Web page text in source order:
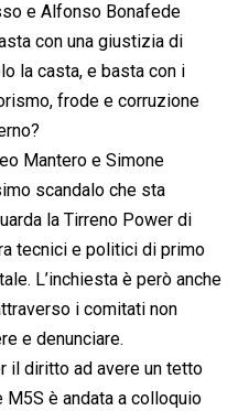
e Alfonso Bonafede
con una giustizia di
la casta, e basta con i
frode e corruzione
Mantero e Simone
scandalo che sta
la Tirreno Power di
tecnici e politici di primo
L’inchiesta è però anche
i comitati non
e denunciare.
il diritto ad avere un tetto
M5S è andata a colloquio